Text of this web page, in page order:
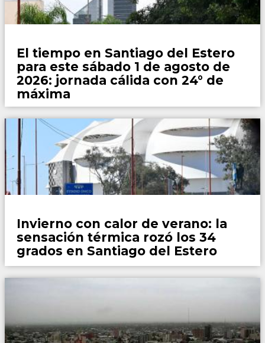
El tiempo en Santiago del Estero
para este sábado 1 de agosto de
2026: jornada cálida con 24° de
máxima
Invierno con calor de verano: la
sensación térmica rozó los 34
grados en Santiago del Estero